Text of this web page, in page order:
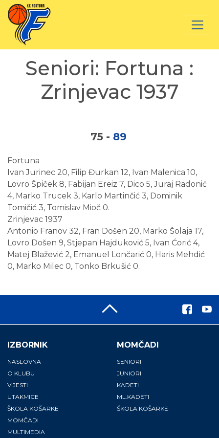
Seniori: Fortuna :
Zrinjevac 1937
75 - 89
Fortuna
Ivan Jurinec 20, Filip Đurkan 12, Ivan Malenica 10,
Lovro Špiček 8, Fabijan Ereiz 7, Dico 5, Juraj Radonić
4, Marko Trucek 3, Karlo Martinčić 3, Dominik
Tomičić 3, Tomislav Mioč 0.
Zrinjevac 1937
Antonio Franov 32, Fran Došen 20, Marko Šolaja 17,
Lovro Došen 9, Stjepan Hajduković 5, Ivan Ćorić 4,
Matej Blažević 2, Emanuel Lončarić 0, Haris Mehdić
0, Marko Milec 0, Tonko Brkušić 0.
IZBORNIK
NASLOVNA
O KLUBU
VIJESTI
UTAKMICE
ŠKOLA KOŠARKE
MOMČADI
MULTIMEDIA
MOMČADI
SENIORI
JUNIORI
KADETI
ML.KADETI
ŠKOLA KOŠARKE